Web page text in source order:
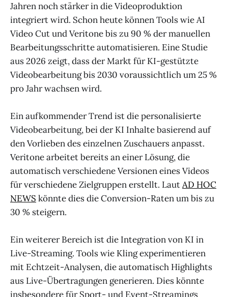
Jahren noch stärker in die Videoproduktion
integriert wird. Schon heute können Tools wie AI
Video Cut und Veritone bis zu 90 % der manuellen
Bearbeitungsschritte automatisieren. Eine Studie
aus 2026 zeigt, dass der Markt für KI-gestützte
Videobearbeitung bis 2030 voraussichtlich um 25 %
pro Jahr wachsen wird.
Ein aufkommender Trend ist die personalisierte
Videobearbeitung, bei der KI Inhalte basierend auf
den Vorlieben des einzelnen Zuschauers anpasst.
Veritone arbeitet bereits an einer Lösung, die
automatisch verschiedene Versionen eines Videos
für verschiedene Zielgruppen erstellt. LautAD HOC
NEWS könnte dies die Conversion-Raten um bis zu
30 % steigern.
Ein weiterer Bereich ist die Integration von KI in
Live-Streaming. Tools wie Kling experimentieren
mit Echtzeit-Analysen, die automatisch Highlights
aus Live-Übertragungen generieren. Dies könnte
insbesondere für Sport- und Event-Streamings